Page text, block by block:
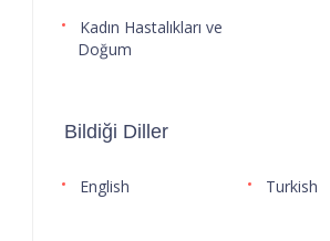
Kadın Hastalıkları ve
Doğum
Bildiği Diller
English Turkish